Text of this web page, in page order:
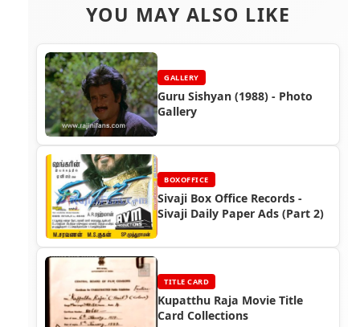
YOU MAY ALSO LIKE
GALLERY
Guru Sishyan (1988) - Photo
Gallery
BOXOFFICE
Sivaji Box Office Records -
Sivaji Daily Paper Ads (Part 2)
TITLE CARD
Kupatthu Raja Movie Title
Card Collections